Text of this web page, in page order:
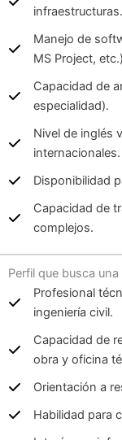
infraestructuras.
Manejo de
MS Project,
Capacidad de
especialidad).
Nivel de inglés
internacionales.
Disponibilidad
Capacidad de
complejos.
Perfil que busca
Profesional
ingeniería civil.
Capacidad de
obra y oficina
Orientación a
Habilidad para